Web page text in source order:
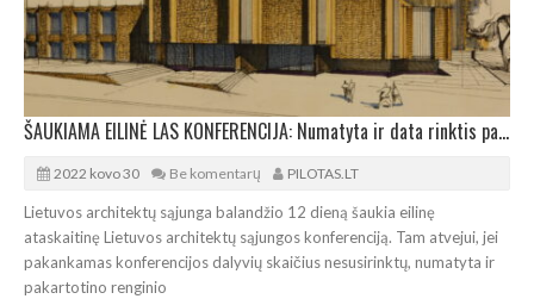
ŠAUKIAMA EILINĖ LAS KONFERENCIJA: Numatyta ir data rinktis pakartotinai
2022 kovo 30 Be komentarų PILOTAS.LT
Lietuvos architektų sąjunga balandžio 12 dieną šaukia eilinę
ataskaitinę Lietuvos architektų sąjungos konferenciją. Tam atvejui, jei
pakankamas konferencijos dalyvių skaičius nesusirinktų, numatyta ir
pakartotino renginio